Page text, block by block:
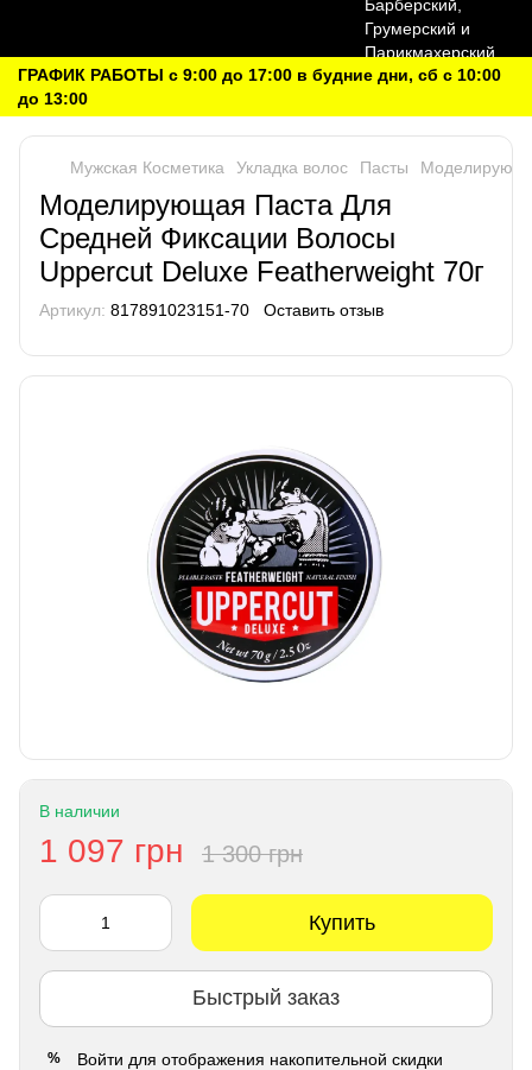
ГРАФИК РАБОТЫ с 9:00 до 17:00 в будние дни, сб с 10:00
до 13:00
Мужская Косметика Укладка волос Пасты
Моделирующая Паста Для
Средней Фиксации Волосы
Uppercut Deluxe Featherweight 70г
Артикул: 817891023151-70 Оставить отзыв
В наличии
1 097 грн 1 300 грн
Купить
Быстрый заказ
% Войти для отображения накопительной скидки